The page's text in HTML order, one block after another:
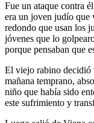
Fue un ataque contra
era un joven judío que
redondo que usan los
jóvenes que lo
porque pensaban que
El viejo rabino decidió
mañana temprano,
niño que había sido
este sufrimiento y